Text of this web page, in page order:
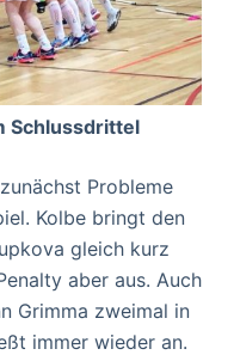
Schlussdrittel
Probleme
Kolbe bringt den
gleich kurz
aber aus. Auch
Grimma zweimal in
immer wieder an.